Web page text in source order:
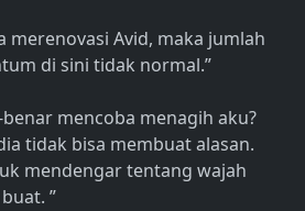
merenovasi Avid, maka jumlah
di sini tidak normal.”
mencoba menagih aku?
tidak bisa membuat alasan.
mendengar tentang wajah
”